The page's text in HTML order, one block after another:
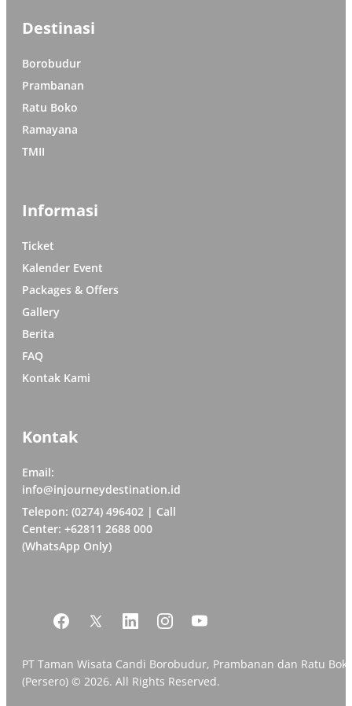
Destinasi
Borobudur
Prambanan
Ratu Boko
Ramayana
TMII
Informasi
Ticket
Kalender Event
Packages & Offers
Gallery
Berita
FAQ
Kontak Kami
Kontak
Email:
info@injourneydestination.id
Telepon: (0274) 496402 | Call
Center: +62811 2688 000
(WhatsApp Only)
PT Taman Wisata Candi Borobudur, Prambanan dan Ratu
(Persero) © 2026. All Rights Reserved.